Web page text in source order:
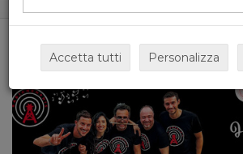
Accetta tutti Personalizza